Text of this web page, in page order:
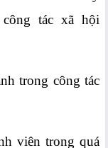
tác xã hội
trong công tác
viên trong quá